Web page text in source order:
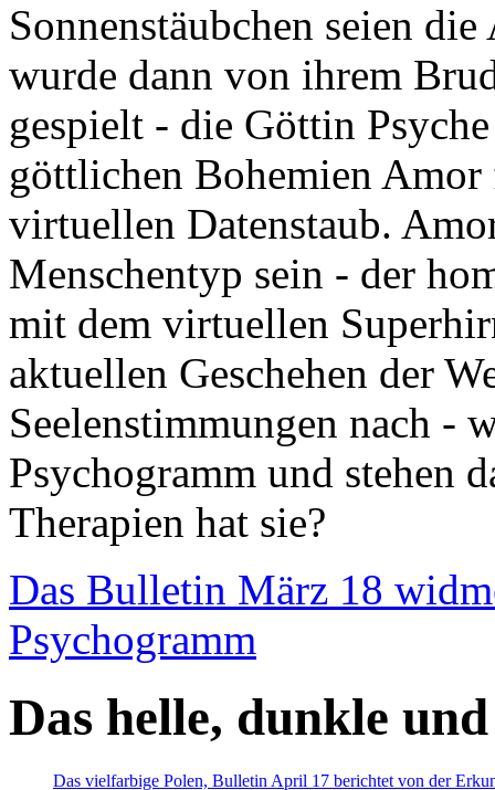
Sonnenstäubchen seien
wurde dann von ihrem
gespielt - die Göttin
göttlichen Bohemien
virtuellen Datenstaub.
Menschentyp sein - der
mit dem virtuellen
aktuellen Geschehen der
Seelenstimmungen nach -
Psychogramm und stehen
Therapien hat sie?
Das Bulletin März 18
Psychogramm
Das helle, dunkle
Das vielfarbige Polen, Bulletin April 17 berichtet von der